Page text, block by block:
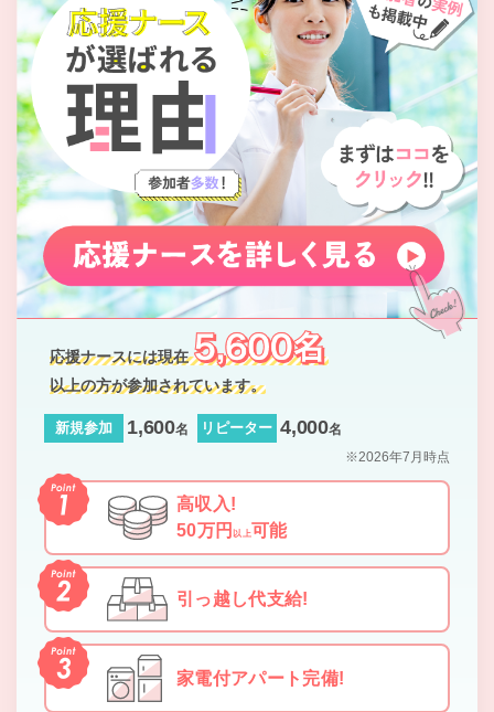
応援ナースには現在
以上の方が参加されています。
新規参加 1,600名 リピーター 4,000名
※2026年7月時点
高収入!
50万円以上可能
引っ越し代支給!
家電付アパート完備!